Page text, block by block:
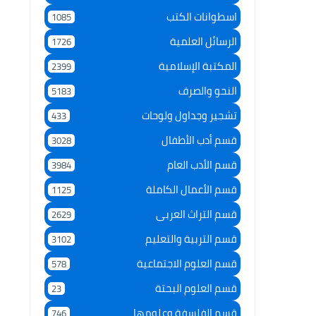
اسطوانات الكتب 1085
الرسائل العلمية 1726
المكتبة الإسلامية 2399
النحو والصرف 5183
تشجير وجداول ولوحات 433
قسم أدب الأطفال 3028
قسم الأدب العام 3984
قسم الأعمال الكاملة 1125
قسم التراث العربى 2629
قسم التربية والتعليم 3102
قسم العلوم الاجتماعية 578
قسم العلوم البحتة 23